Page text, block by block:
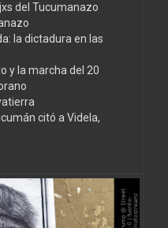
del Tucumanazo
la dictadura en las
y la marcha del 20
citó a Videla,